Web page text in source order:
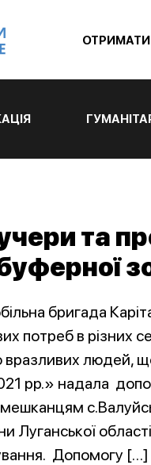
та
бригада
потреб в різних
людей,
рр.» надала
Луганської
Допомогу […]